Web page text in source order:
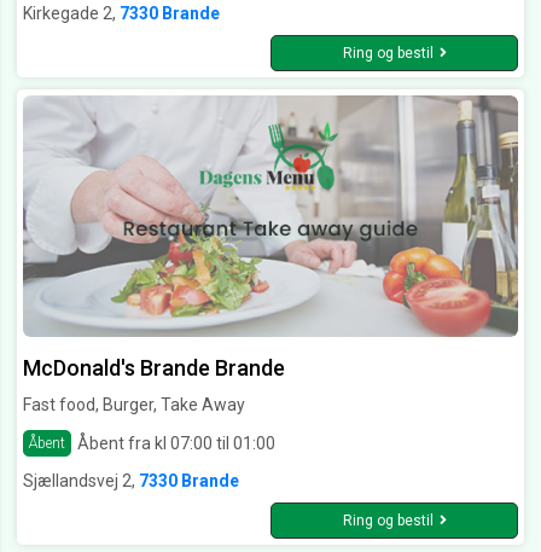
Kirkegade 2, 7330 Brande
Ring og bestil
McDonald's Brande Brande
Fast food, Burger, Take Away
Åbent
Åbent fra kl 07:00 til 01:00
Sjællandsvej 2, 7330 Brande
Ring og bestil